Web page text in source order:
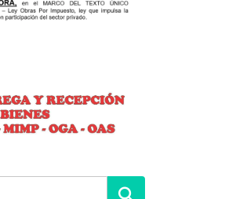
Buscar